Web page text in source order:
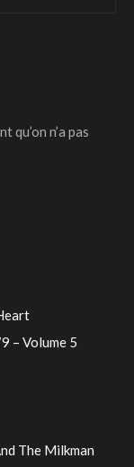
qu’on n’a pas
– Volume 5
The Milkman